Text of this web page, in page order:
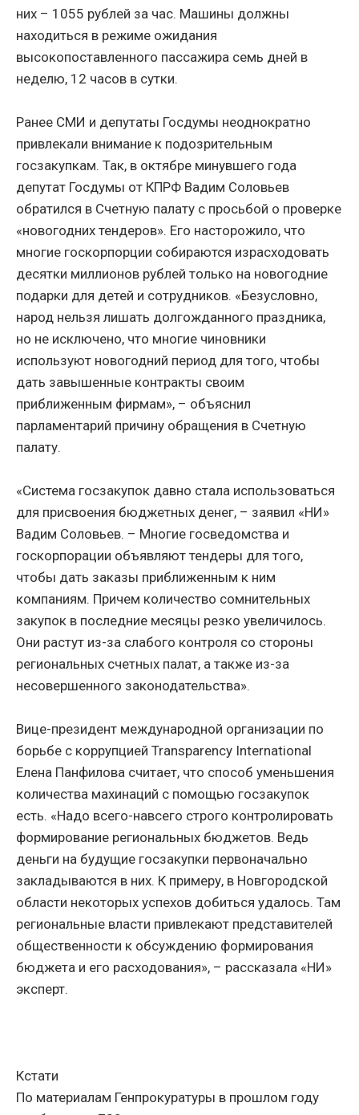
них – 1055 рублей за час. Машины должны
находиться в режиме ожидания
высокопоставленного пассажира семь дней в
неделю, 12 часов в сутки.
Ранее СМИ и депутаты Госдумы неоднократно
привлекали внимание к подозрительным
госзакупкам. Так, в октябре минувшего года
депутат Госдумы от КПРФ Вадим Соловьев
обратился в Счетную палату с просьбой о проверке
«новогодних тендеров». Его насторожило, что
многие госкорпорции собираются израсходовать
десятки миллионов рублей только на новогодние
подарки для детей и сотрудников. «Безусловно,
народ нельзя лишать долгожданного праздника,
но не исключено, что многие чиновники
используют новогодний период для того, чтобы
дать завышенные контракты своим
приближенным фирмам», – объяснил
парламентарий причину обращения в Счетную
палату.
«Система госзакупок давно стала использоваться
для присвоения бюджетных денег, – заявил «НИ»
Вадим Соловьев. – Многие госведомства и
госкорпорации объявляют тендеры для того,
чтобы дать заказы приближенным к ним
компаниям. Причем количество сомнительных
закупок в последние месяцы резко увеличилось.
Они растут из-за слабого контроля со стороны
региональных счетных палат, а также из-за
несовершенного законодательства».
Вице-президент международной организации по
борьбе с коррупцией Transparency International
Елена Панфилова считает, что способ уменьшения
количества махинаций с помощью госзакупок
есть. «Надо всего-навсего строго контролировать
формирование региональных бюджетов. Ведь
деньги на будущие госзакупки первоначально
закладываются в них. К примеру, в Новгородской
области некоторых успехов добиться удалось. Там
региональные власти привлекают представителей
общественности к обсуждению формирования
бюджета и его расходования», – рассказала «НИ»
эксперт.
Кстати
По материалам Генпрокуратуры в прошлом году